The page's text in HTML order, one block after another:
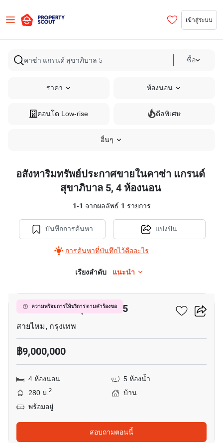
เข้าสู่ระบบ
ซื้อ
ราคา ห้องนอน
คอนโด Low-rise ดีลพิเศษ
อื่นๆ
อสังหาริมทรัพย์ประกาศขายในคาซ่า แกรนด์
สุขาภิบาล 5, 4 ห้องนอน
1-1 จากผลลัพธ์ 1 รายการ
บันทึกการค้นหา
การค้นหาที่บันทึกไว้คืออะไร
แบ่งปัน
เรียงลำดับ แนะนำ
ความพร้อมการให้บริการ ตามคำร้องขอ
คาซ่า แกรนด์ สุขาภิบาล 5
สายไหม, กรุงเทพ
฿9,000,000
4 ห้องนอน
5 ห้องน้ำ
280 ม.2
บ้าน
พร้อมอยู่
สอบถามตอนนี้